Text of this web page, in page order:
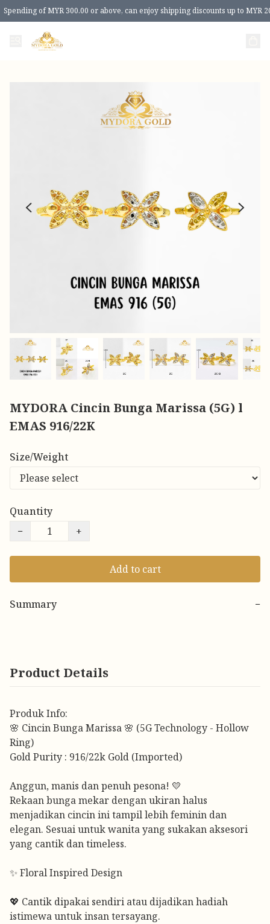
Spending of MYR 300.00 or above, can enjoy shipping discounts up to MYR
MYDORA Cincin Bunga Marissa (5G) l
EMAS 916/22K
Size/Weight
Quantity
−
+
Add to cart
Summary −
Product Details
Produk Info:
🌸 Cincin Bunga Marissa 🌸 (5G Technology - Hollow
Ring)
Gold Purity : 916/22k Gold (Imported)
Anggun, manis dan penuh pesona! 💛
Rekaan bunga mekar dengan ukiran halus
menjadikan cincin ini tampil lebih feminin dan
elegan. Sesuai untuk wanita yang sukakan aksesori
yang cantik dan timeless.
✨ Floral Inspired Design
💖 Cantik dipakai sendiri atau dijadikan hadiah
istimewa untuk insan tersayang.